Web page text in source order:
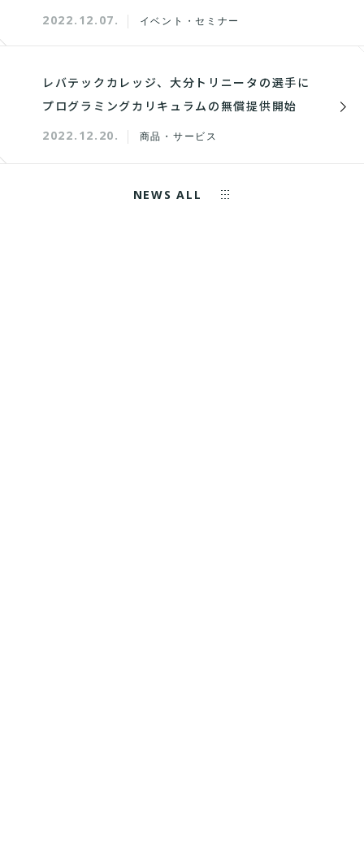
2022.12.07. イベント・セミナー
レバテックカレッジ、大分トリニータの選手に
プログラミングカリキュラムの無償提供開始
2022.12.20. 商品・サービス
NEWS ALL